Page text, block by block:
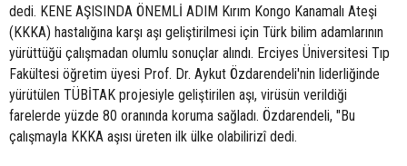
dedi. KENE AŞISINDA ÖNEMLİ ADIM Kırım Kongo Kanamalı Ateşi
(KKKA) hastalığına karşı aşı geliştirilmesi için Türk bilim adamlarının
yürüttüğü çalışmadan olumlu sonuçlar alındı. Erciyes Üniversitesi Tıp
Fakültesi öğretim üyesi Prof. Dr. Aykut Özdarendeli'nin liderliğinde
yürütülen TÜBİTAK projesiyle geliştirilen aşı, virüsün verildiği
farelerde yüzde 80 oranında koruma sağladı. Özdarendeli, "Bu
çalışmayla KKKA aşısı üreten ilk ülke olabilirizî dedi.